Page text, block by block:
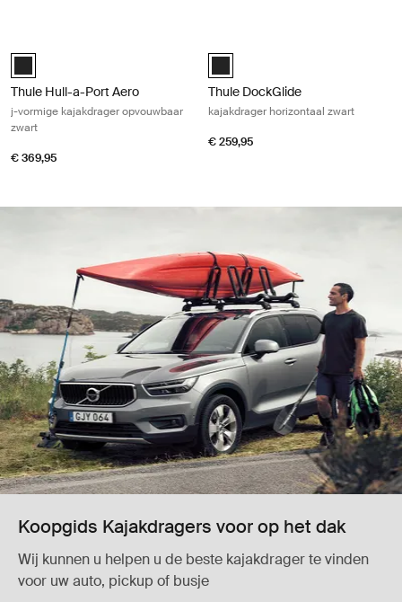
Thule Hull-a-Port Aero Zwart (selected)
Thule Hull-a-Port Aero
j-vormige kajakdrager opvouwbaar
zwart
€ 369,95
Thule DockGlide Zwart (selected)
Thule DockGlide
kajakdrager horizontaal zwart
€ 259,95
Koopgids Kajakdragers voor op het dak
Wij kunnen u helpen u de beste kajakdrager te vinden
voor uw auto, pickup of busje